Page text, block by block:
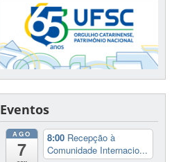
Eventos
AGO
7
8:00 Recepção à
Comunidade Internacio...